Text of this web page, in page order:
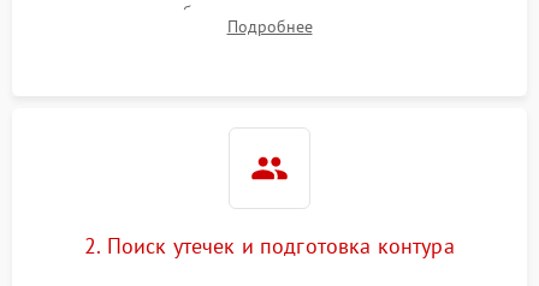
1000 ₽
1800 ₽
сопротивления обмоток мотора, проверка термостата и
считывание кодов ошибок с электронного дисплея.
Подробнее
2. Поиск утечек и подготовка контура